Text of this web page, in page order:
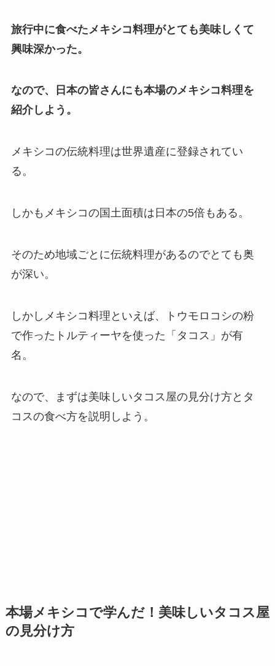
旅行中に食べたメキシコ料理がとても美味しくて
興味深かった。
なので、日本の皆さんにも本場のメキシコ料理を
紹介しよう。
メキシコの伝統料理は世界遺産に登録されてい
る。
しかもメキシコの国土面積は日本の5倍もある。
そのため地域ごとに伝統料理があるのでとても奥
が深い。
しかしメキシコ料理といえば、トウモロコシの粉
で作ったトルティーヤを使った「タコス」が有
名。
なので、まずは美味しいタコス屋の見分け方とタ
コスの食べ方を説明しよう。
本場メキシコで学んだ！美味しいタコス屋
の見分け方